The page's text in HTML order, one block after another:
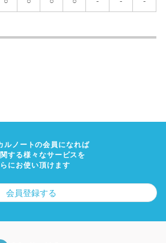
ルノートの会員になれば
する様々なサービスを
にお使い頂けます
会員登録する